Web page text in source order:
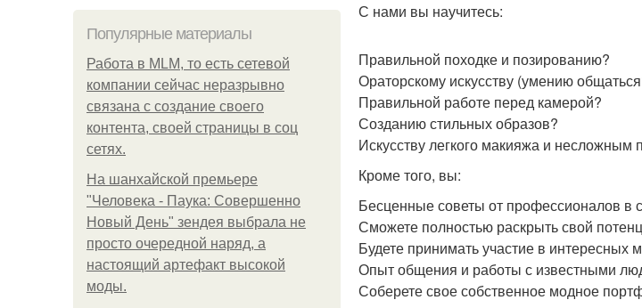
Популярные материалы
Работа в MLM, то есть сетевой
компании сейчас неразрывно
связана с создание своего
контента, своей страницы в соц
сетях.
На шанхайской премьере
"Человека - Паука: Совершенно
Новый День" зендея выбрала не
просто очередной наряд, а
настоящий артефакт высокой
моды.
С нами вы научитесь:
Правильной походке и позированию?
Ораторскому искусству (умению
Правильной работе перед камерой?
Созданию стильных образов?
Искусству легкого макияжа и несложным
Кроме того, вы:
Бесценные советы от профессионалов в
Сможете полностью раскрыть свой
Будете принимать участие в интересных
Опыт общения и работы с известными
Соберете свое собственное модное